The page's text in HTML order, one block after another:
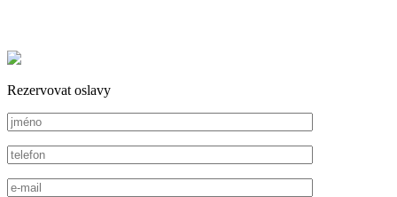
Rezervovat oslavy